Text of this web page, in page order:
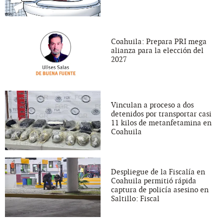
Coahuila: Prepara PRI mega
alianza para la elección del
2027
Vinculan a proceso a dos
detenidos por transportar casi
11 kilos de metanfetamina en
Coahuila
Despliegue de la Fiscalía en
Coahuila permitió rápida
captura de policía asesino en
Saltillo: Fiscal